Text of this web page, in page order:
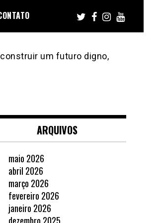
um futuro digno,
ARQUIVOS
maio 2026
abril 2026
março 2026
fevereiro 2026
janeiro 2026